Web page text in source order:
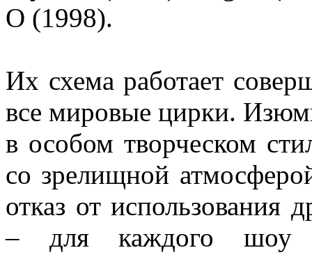
O (1998).
Их схема работает
все мировые цирки.
в особом творческом
со зрелищной
отказ от
– для каждого шоу